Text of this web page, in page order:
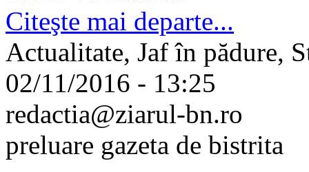
Citeşte mai departe...
Actualitate, Jaf în pădure,
02/11/2016 - 13:25
redactia@ziarul-bn.ro
preluare gazeta de bistrita